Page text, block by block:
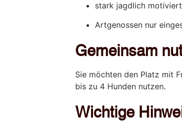
stark jagdlich
Artgenossen nur
Gemeinsam
Sie möchten den Platz mit
bis zu 4 Hunden nutzen.
Wichtige